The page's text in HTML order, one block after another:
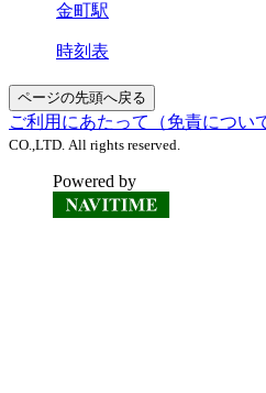
金町駅
時刻表
ページの先頭へ戻る
ご利用にあたって（免責につい
CO.,LTD. All rights reserved.
Powered by